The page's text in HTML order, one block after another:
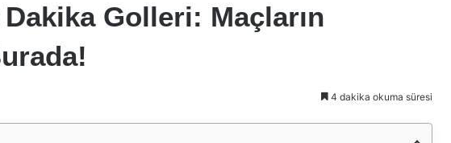
Golleri: Maçların
4 dakika okuma süresi